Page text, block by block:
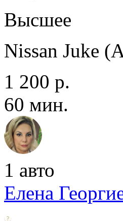
Высшее
Nissan Juke
1 200 р.
60 мин.
1 авто
Елена